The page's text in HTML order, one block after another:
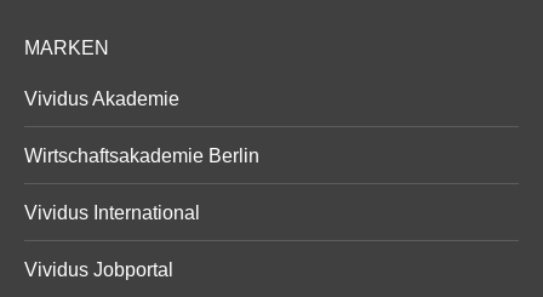
MARKEN
Vividus Akademie
Wirtschaftsakademie Berlin
Vividus International
Vividus Jobportal